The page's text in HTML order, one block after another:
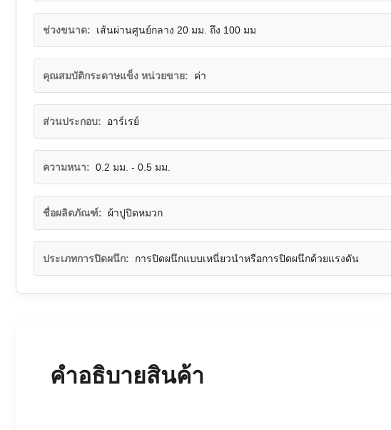
ช่วงขนาด: เส้นผ่านศูนย์กลาง 20 มม. ถึง 100 มม
คุณสมบัติกระดาษแข็ง หน่วยขาย: ค่า
ส่วนประกอบ: อาร์เรย์
ความหนา: 0.2 มม. - 0.5 มม.
ชื่อผลิตภัณฑ์: ผ้าปูปิดหมวก
ประเภทการปิดผนึก: การปิดผนึกแบบเหนี่ยวนำหรือการปิดผนึกด้วยแรงดัน
คําอธิบายสินค้า